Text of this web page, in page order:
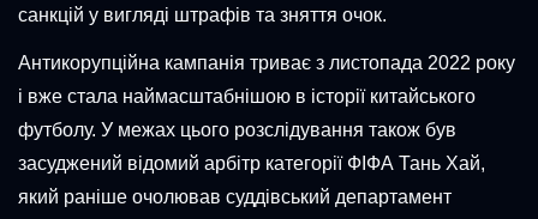
санкцій у вигляді штрафів та зняття очок.
Антикорупційна кампанія триває з листопада 2022 року
і вже стала наймасштабнішою в історії китайського
футболу. У межах цього розслідування також був
засуджений відомий арбітр категорії ФІФА Тань Хай,
який раніше очолював суддівський департамент